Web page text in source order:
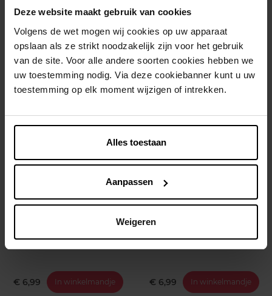
Deze website maakt gebruik van cookies
Volgens de wet mogen wij cookies op uw apparaat
opslaan als ze strikt noodzakelijk zijn voor het gebruik
van de site. Voor alle andere soorten cookies hebben we
uw toestemming nodig. Via deze cookiebanner kunt u uw
toestemming op elk moment wijzigen of intrekken.
Alles toestaan
Aanpassen
Weigeren
EasyPick M/L - 36st.
€ 6,99 In winkelmandje
Interdentale rager Original -
0,5 mm - ISO 2 - 6 st
Interdentale reiniging
€ 5,89 In winkelmandje
€ 6,99 In winkelmandje € 6,99 In winkelmandje